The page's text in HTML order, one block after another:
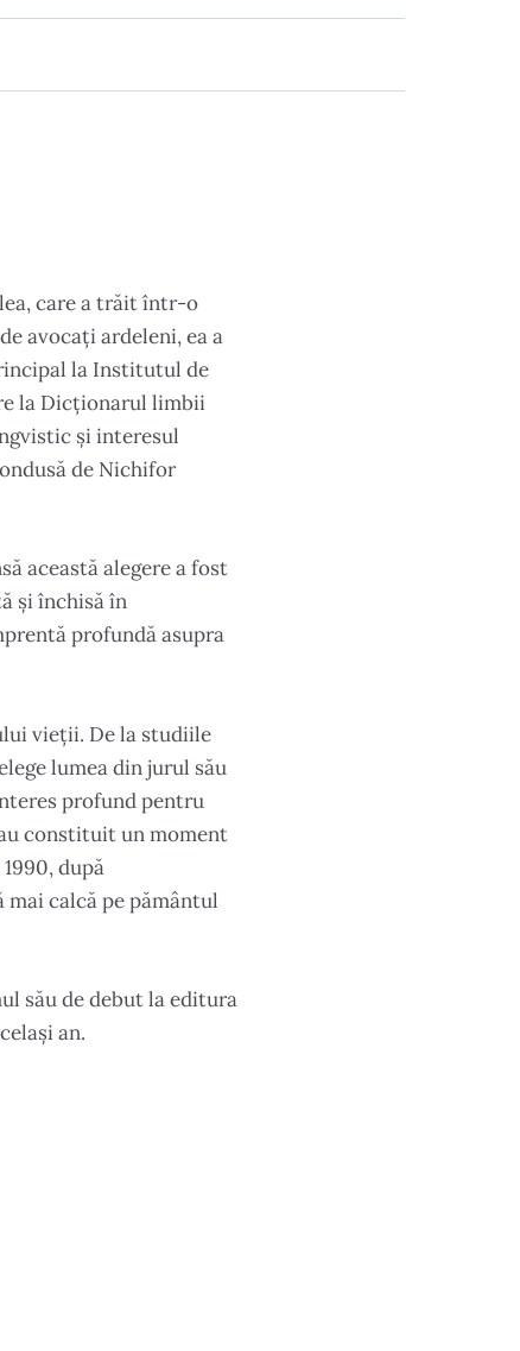
care a trăit într-o
avocați ardeleni, ea a
la Institutul de
la Dicționarul limbii
și interesul
de Nichifor
această alegere a fost
și închisă în
profundă asupra
vieții. De la studiile
lumea din jurul său
profund pentru
constituit un moment
după
calcă pe pământul
său de debut la editura
an.